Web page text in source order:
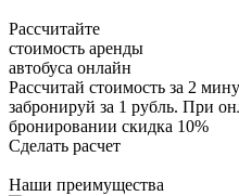
Рассчитайте
стоимость аренды
автобуса онлайн
Рассчитай стоимость за 2
забронируй за 1 рубль. При
бронировании скидка 10%
Сделать расчет
Наши преимущества